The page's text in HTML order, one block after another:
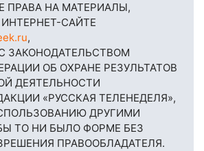
НА МАТЕРИАЛЫ,
САЙТЕ
,
ЗАКОНОДАТЕЛЬСТВОМ
ОБ ОХРАНЕ РЕЗУЛЬТАТОВ
ДЕЯТЕЛЬНОСТИ
«РУССКАЯ ТЕЛЕНЕДЕЛЯ»,
ДРУГИМИ
ТО НИ БЫЛО ФОРМЕ БЕЗ
ПРАВООБЛАДАТЕЛЯ.